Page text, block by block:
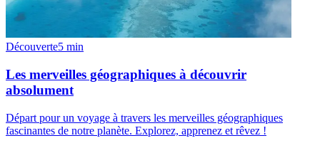
Découverte5 min
Les merveilles géographiques à découvrir
absolument
Départ pour un voyage à travers les merveilles géographiques
fascinantes de notre planète. Explorez, apprenez et rêvez !